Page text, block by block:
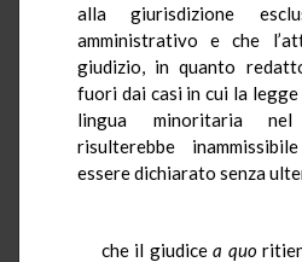
alla giurisdizione
amministrativo e che
giudizio, in quanto
fuori dai casi in cui la legge
lingua minoritaria
risulterebbe
essere dichiarato senza
che il giudicea quo